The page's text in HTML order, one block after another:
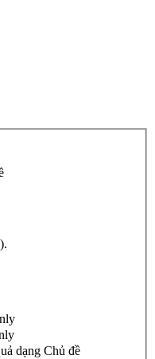
dạng Chủ đề